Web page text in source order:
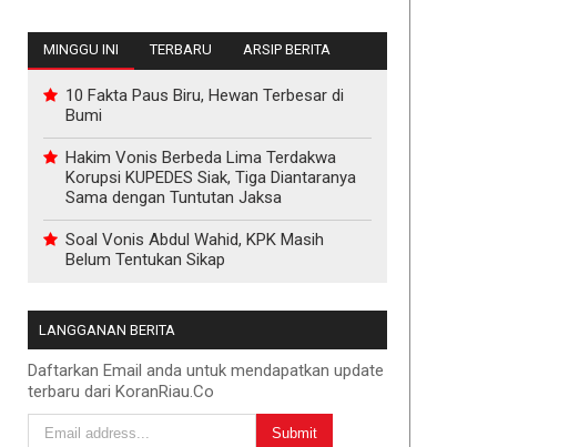
MINGGU INI TERBARU ARSIP BERITA
10 Fakta Paus Biru, Hewan Terbesar di
Bumi
Hakim Vonis Berbeda Lima Terdakwa
Korupsi KUPEDES Siak, Tiga Diantaranya
Sama dengan Tuntutan Jaksa
Soal Vonis Abdul Wahid, KPK Masih
Belum Tentukan Sikap
LANGGANAN BERITA
Daftarkan Email anda untuk mendapatkan update
terbaru dari KoranRiau.Co